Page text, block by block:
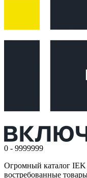
0 - 9999999
Огромный каталог IEK
востребованные